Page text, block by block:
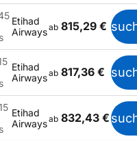
Etihad
Airwaysab 815,29 €
Etihad
Airwaysab 817,36 €
Etihad
Airwaysab 832,43 €